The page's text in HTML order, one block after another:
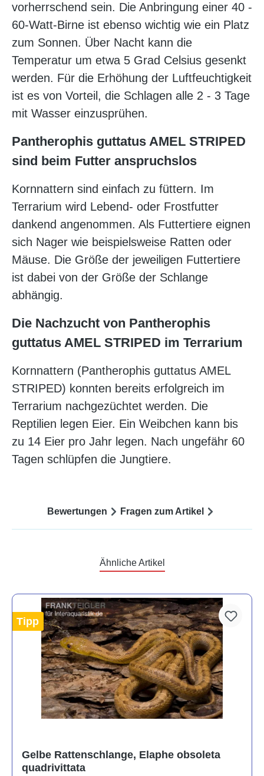
vorherrschend sein. Die Anbringung einer 40 -
60-Watt-Birne ist ebenso wichtig wie ein Platz
zum Sonnen. Über Nacht kann die
Temperatur um etwa 5 Grad Celsius gesenkt
werden. Für die Erhöhung der Luftfeuchtigkeit
ist es von Vorteil, die Schlagen alle 2 - 3 Tage
mit Wasser einzusprühen.
Pantherophis guttatus AMEL STRIPED
sind beim Futter anspruchslos
Kornnattern sind einfach zu füttern. Im
Terrarium wird Lebend- oder Frostfutter
dankend angenommen. Als Futtertiere eignen
sich Nager wie beispielsweise Ratten oder
Mäuse. Die Größe der jeweiligen Futtertiere
ist dabei von der Größe der Schlange
abhängig.
Die Nachzucht von Pantherophis
guttatus AMEL STRIPED im Terrarium
Kornnattern (Pantherophis guttatus AMEL
STRIPED) konnten bereits erfolgreich im
Terrarium nachgezüchtet werden. Die
Reptilien legen Eier. Ein Weibchen kann bis
zu 14 Eier pro Jahr legen. Nach ungefähr 60
Tagen schlüpfen die Jungtiere.
Bewertungen Fragen zum Artikel
Ähnliche Artikel
Tipp
Gelbe Rattenschlange, Elaphe obsoleta
quadrivittata